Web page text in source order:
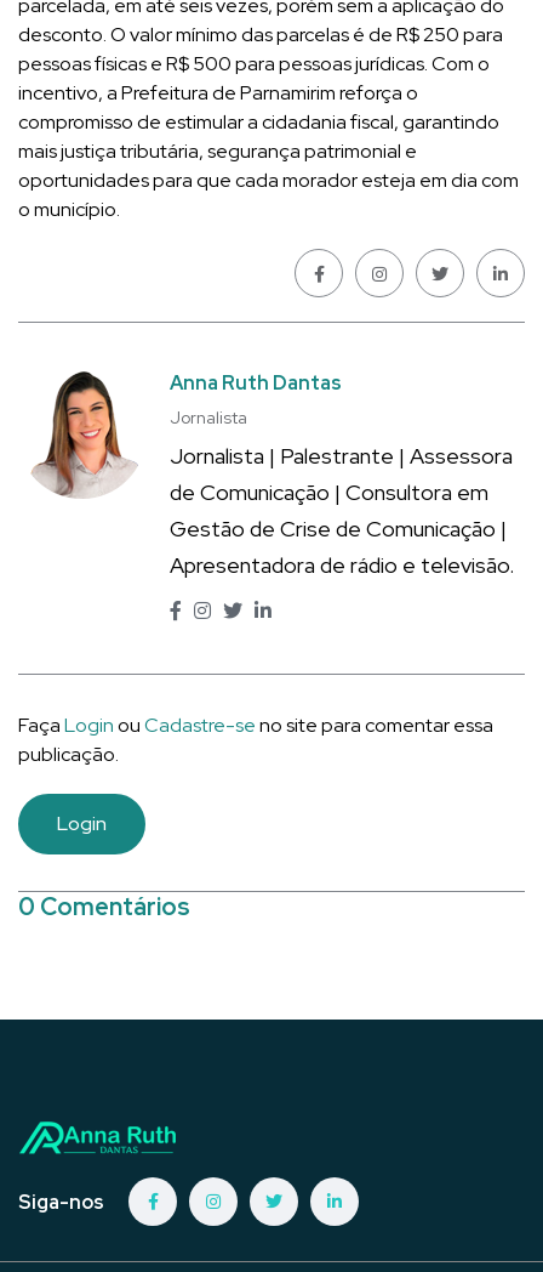
parcelada, em até seis vezes, porém sem a aplicação do
desconto. O valor mínimo das parcelas é de R$ 250 para
pessoas físicas e R$ 500 para pessoas jurídicas. Com o
incentivo, a Prefeitura de Parnamirim reforça o
compromisso de estimular a cidadania fiscal, garantindo
mais justiça tributária, segurança patrimonial e
oportunidades para que cada morador esteja em dia com
o município.
Anna Ruth Dantas
Jornalista
Jornalista | Palestrante | Assessora
de Comunicação | Consultora em
Gestão de Crise de Comunicação |
Apresentadora de rádio e televisão.
FaçaLoginouCadastre-seno site para comentar essa
publicação.
Login
0 Comentários
Siga-nos